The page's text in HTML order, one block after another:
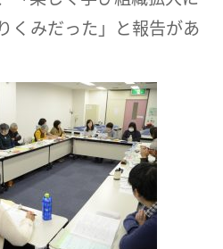
くみだった」と報告があ